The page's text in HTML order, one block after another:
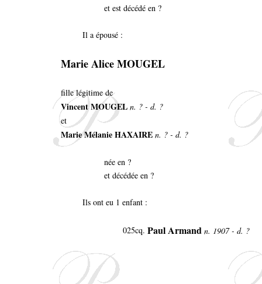
et est décédé en ?
Il a épousé :
Marie Alice MOUGEL
fille légitime de
Vincent MOUGEL n. ? - d. ?
et
Marie Mélanie HAXAIRE n. ? - d. ?
née en ?
et décédée en ?
Ils ont eu 1 enfant :
025cq. Paul Armand n. 1907 - d. ?